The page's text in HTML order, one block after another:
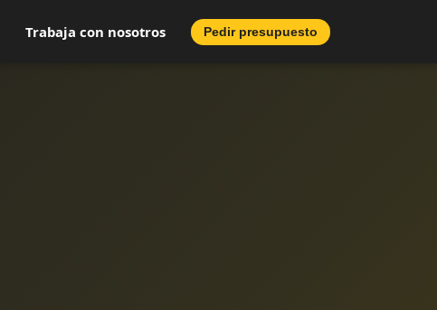
Trabaja con nosotros Pedir presupuesto